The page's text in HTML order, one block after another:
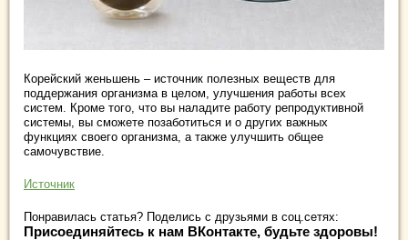
Корейский женьшень – источник полезных веществ для
поддержания организма в целом, улучшения работы всех
систем. Кроме того, что вы наладите работу репродуктивной
системы, вы сможете позаботиться и о других важных
функциях своего организма, а также улучшить общее
самочувствие.
Источник
Понравилась статья? Поделись с друзьями в соц.сетях:
Присоединяйтесь к нам ВКонтакте, будьте здоровы!